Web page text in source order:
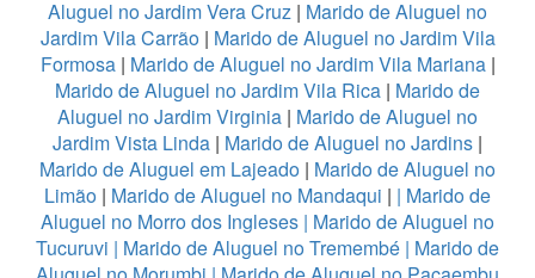
Aluguel no Jardim Vera Cruz | Marido de Aluguel no
Jardim Vila Carrão| Marido de Aluguel no Jardim Vila
Formosa| Marido de Aluguel no Jardim Vila Mariana|
Marido de Aluguel no Jardim Vila Rica | Marido de
Aluguel no Jardim Virginia | Marido de Aluguel no
Jardim Vista Linda | Marido de Aluguel no Jardins |
Marido de Aluguel em Lajeado | Marido de Aluguel no
Limão | Marido de Aluguel no Mandaqui | | Marido de
Aluguel no Morro dos Ingleses | Marido de Aluguel no
Tucuruvi | Marido de Aluguel no Tremembé | Marido de